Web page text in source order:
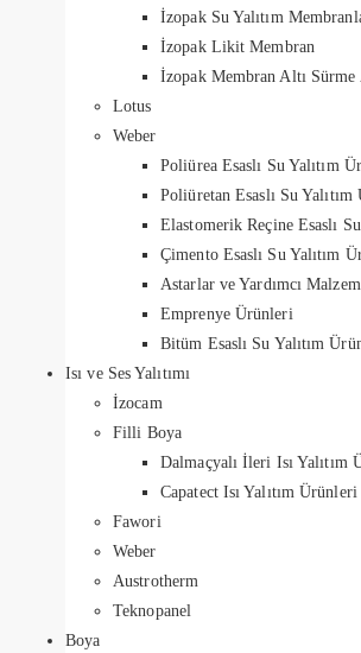
İzopak Su Yalıtım
İzopak Likit Membran
İzopak Membran Altı Sürme
Lotus
Weber
Poliürea Esaslı Su Yalıtım
Poliüretan Esaslı Su
Elastomerik Reçine Esaslı
Çimento Esaslı Su Yalıtım
Astarlar ve Yardımcı
Emprenye Ürünleri
Bitüm Esaslı Su Yalıtım
Isı ve Ses Yalıtımı
İzocam
Filli Boya
Dalmaçyalı İleri Isı Yalıtım
Capatect Isı Yalıtım Ürünleri
Fawori
Weber
Austrotherm
Teknopanel
Boya